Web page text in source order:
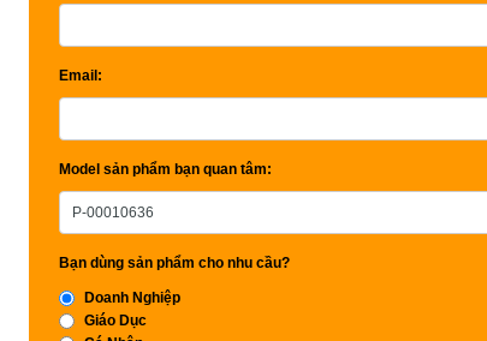
Email:
Model sản phẩm bạn quan tâm:
Bạn dùng sản phẩm cho nhu cầu?
Doanh Nghiệp
Giáo Dục